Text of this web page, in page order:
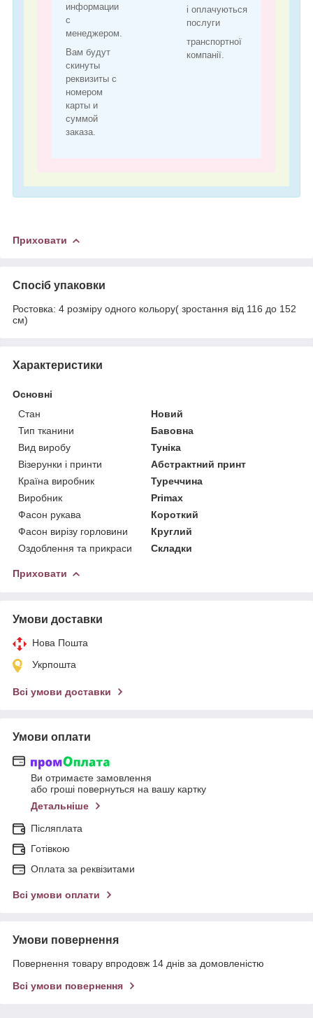
информации
с
менеджером.
Вам будут
скинуты
реквизиты с
номером
карты и
суммой
заказа.
і оплачуються
послуги
транспортної
компанії.
Приховати
Спосіб упаковки
Ростовка: 4 розміру одного кольору( зростання від 116 до 152
см)
Характеристики
Основні
Стан
Новий
Тип тканини
Бавовна
Вид виробу
Туніка
Візерунки і принти
Абстрактний принт
Країна виробник
Туреччина
Виробник
Primax
Фасон рукава
Короткий
Фасон вирізу горловини
Круглий
Оздоблення та прикраси
Складки
Приховати
Умови доставки
Нова Пошта
Укрпошта
Всі умови доставки
Умови оплати
Ви отримаєте замовлення
або гроші повернуться на вашу картку
Детальніше
Післяплата
Готівкою
Оплата за реквізитами
Всі умови оплати
Умови повернення
Повернення товару впродовж 14 днів за домовленістю
Всі умови повернення